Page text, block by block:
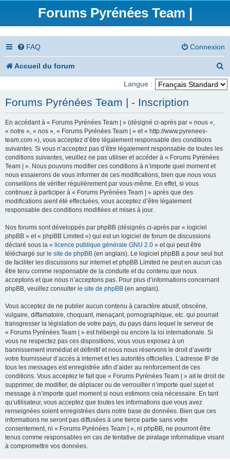
Forums Pyrénées Team |
FAQ Connexion
Accueil du forum
e
h
Langue :
Forums Pyrénées Team | - Inscription
En accédant à « Forums Pyrénées Team | » (désigné ci-après par « nous »,
« notre », « nos », « Forums Pyrénées Team | » et « http://www.pyrenees-
team.com »), vous acceptez d’être légalement responsable des conditions
suivantes. Si vous n’acceptez pas d’être légalement responsable de toutes les
conditions suivantes, veuillez ne pas utiliser et accéder à « Forums Pyrénées
Team | ». Nous pouvons modifier ces conditions à n’importe quel moment et
nous essaierons de vous informer de ces modifications, bien que nous vous
conseillons de vérifier régulièrement par vous-même. En effet, si vous
continuez à participer à « Forums Pyrénées Team | » après que des
modifications aient été effectuées, vous acceptez d’être légalement
responsable des conditions modifiées et mises à jour.
Nos forums sont développés par phpBB (désignés ci-après par « logiciel
phpBB » et « phpBB Limited ») qui est un logiciel de forum de discussions
déclaré sous la « licence publique générale GNU 2.0 » et qui peut être
téléchargé sur le site de phpBB (en anglais). Le logiciel phpBB a pour seul but
de faciliter les discussions sur internet et phpBB Limited ne peut en aucun cas
être tenu comme responsable de la conduite et du contenu que nous
acceptons et que nous n’acceptons pas. Pour plus d’informations concernant
phpBB, veuillez consulter le site de phpBB (en anglais).
Vous acceptez de ne publier aucun contenu à caractère abusif, obscène,
vulgaire, diffamatoire, choquant, menaçant, pornographique, etc. qui pourrait
transgresser la législation de votre pays, du pays dans lequel le serveur de
« Forums Pyrénées Team | » est hébergé ou encore la loi internationale. Si
vous ne respectez pas ces dispositions, vous vous exposez à un
bannissement immédiat et définitif et nous nous réservons le droit d’avertir
votre fournisseur d’accès à internet et les autorités officielles. L’adresse IP de
tous les messages est enregistrée afin d’aider au renforcement de ces
conditions. Vous acceptez le fait que « Forums Pyrénées Team | » ait le droit de
supprimer, de modifier, de déplacer ou de verrouiller n’importe quel sujet et
message à n’importe quel moment si nous estimons cela nécessaire. En tant
qu’utilisateur, vous acceptez que toutes les informations que vous avez
renseignées soient enregistrées dans notre base de données. Bien que ces
informations ne seront pas diffusées à une tierce partie sans votre
consentement, ni « Forums Pyrénées Team | », ni phpBB, ne pourront être
tenus comme responsables en cas de tentative de piratage informatique visant
à compromettre vos données.